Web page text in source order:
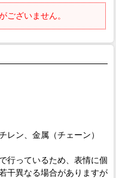
ございません。
レン、金属（チェーン）
行っているため、表情に個
干異なる場合がありますが